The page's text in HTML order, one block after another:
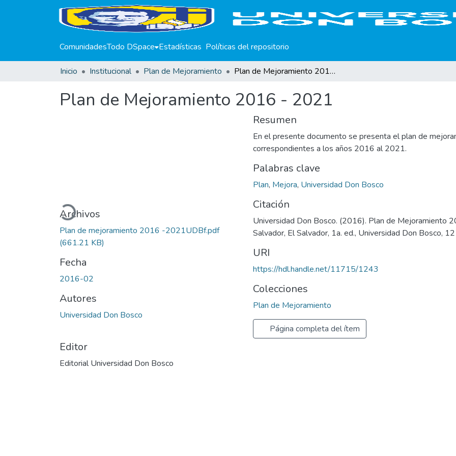
ComunidadesTodo DSpace Estadísticas Políticas del repositorio
Inicio Institucional Plan de Mejoramiento Plan de Mejoramiento 2016 - 2021
Plan de Mejoramiento 2016 - 2021
Cargando...
Archivos
Plan de mejoramiento 2016 -2021UDBf.pdf
(661.21 KB)
Fecha
2016-02
Autores
Universidad Don Bosco
Editor
Editorial Universidad Don Bosco
Resumen
En el presente documento se presenta el plan de
correspondientes a los años 2016 al 2021.
Palabras clave
Plan, Mejora, Universidad Don Bosco
Citación
Universidad Don Bosco. (2016). Plan de Mejoramiento
Salvador, El Salvador, 1a. ed., Universidad Don Bosco,
URI
https://hdl.handle.net/11715/1243
Colecciones
Plan de Mejoramiento
Página completa del ítem